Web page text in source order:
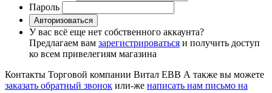
Пароль
Авторизоваться
У вас всё еще нет собственного аккаунта?
Предлагаем вам зарегистрироваться и получить доступ
ко всем привелегиям магазина
Контакты Торговой компании Витал ЕВВ А также вы можете
заказать обратный звонок или-же написать нам письмо на